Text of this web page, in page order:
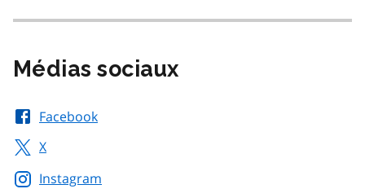
Médias sociaux
Facebook
X
Instagram